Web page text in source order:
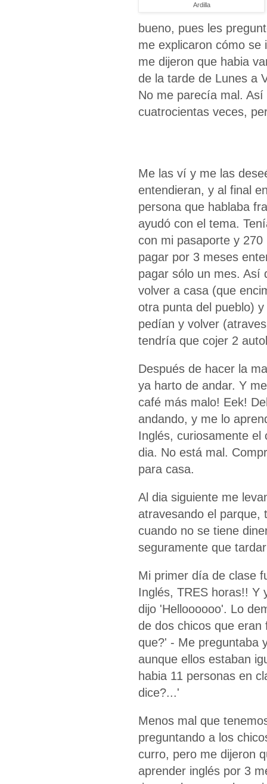
Ardilla
bueno, pues les
me explicaron cómo se
me dijeron que habia
de la tarde de Lunes a
No me parecía mal.
cuatrocientas veces,
Me las ví y me las
entendieran, y al final
persona que hablaba
ayudó con el tema.
con mi pasaporte y 270
pagar por 3 meses
pagar sólo un mes. Así
volver a casa (que
otra punta del pueblo)
pedían y volver
tendría que cojer 2
Después de hacer la
ya harto de andar. Y
café más malo! Eek!
andando, y me lo
Inglés, curiosamente
dia. No está mal.
para casa.
Al dia siguiente me
atravesando el parque,
cuando no se tiene
seguramente que
Mi primer día de clase
Inglés, TRES horas!! Y
dijo 'Helloooooo'. Lo
de dos chicos que
que?' - Me preguntaba
aunque ellos estaban
habia 11 personas en
dice?...'
Menos mal que
preguntando a los
curro, pero me dijeron
aprender inglés por 3